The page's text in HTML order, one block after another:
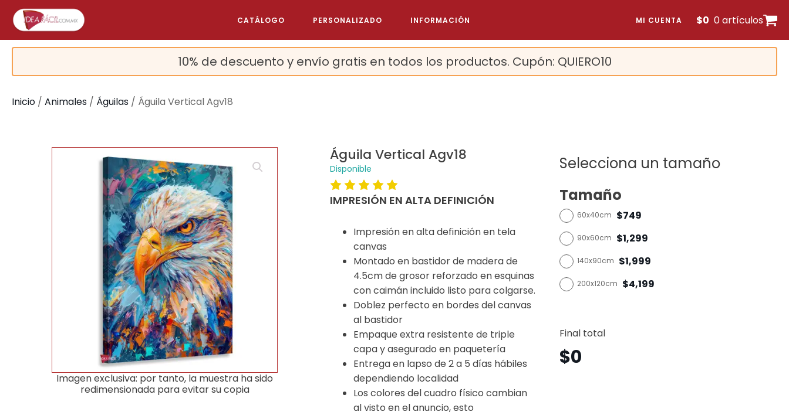
CATÁLOGO PERSONALIZADO INFORMACIÓN MI CUENTA $0 0 artículos
10% de descuento y envío gratis en todos los productos. Cupón: QUIERO10
Inicio / Animales / Águilas / Águila Vertical Agv18
Imagen exclusiva: por tanto, la muestra ha sido
redimensionada para evitar su copia
Águila Vertical Agv18
Disponible
IMPRESIÓN EN ALTA DEFINICIÓN
Impresión en alta definición en tela
canvas
Montado en bastidor de madera de
4.5cm de grosor reforzado en esquinas
con caimán incluido listo para colgarse.
Doblez perfecto en bordes del canvas
al bastidor
Empaque extra resistente de triple
capa y asegurado en paquetería
Entrega en lapso de 2 a 5 días hábiles
dependiendo localidad
Los colores del cuadro físico cambian
al visto en el anuncio, esto
Selecciona un tamaño
Tamaño
60x40cm $749
90x60cm $1,299
140x90cm $1,999
200x120cm $4,199
Final total
$0